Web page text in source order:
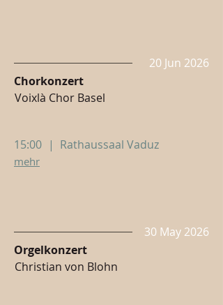
20 Jun 2026
Chorkonzert
Voixlà Chor Basel
15:00 | Rathaussaal Vaduz
mehr
30 May 2026
Orgelkonzert
Christian von Blohn